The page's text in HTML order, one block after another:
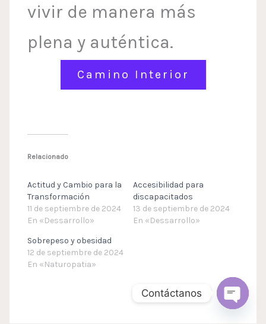
vivir de manera más
plena y auténtica.
Camino Interior
Relacionado
Actitud y Cambio para la
Transformación
11 de septiembre de 2024
En «Dessarrollo»
Accesibilidad para
discapacitados
13 de septiembre de 2024
En «Dessarrollo»
Sobrepeso y obesidad
12 de septiembre de 2024
En «Naturopatia»
Contáctanos